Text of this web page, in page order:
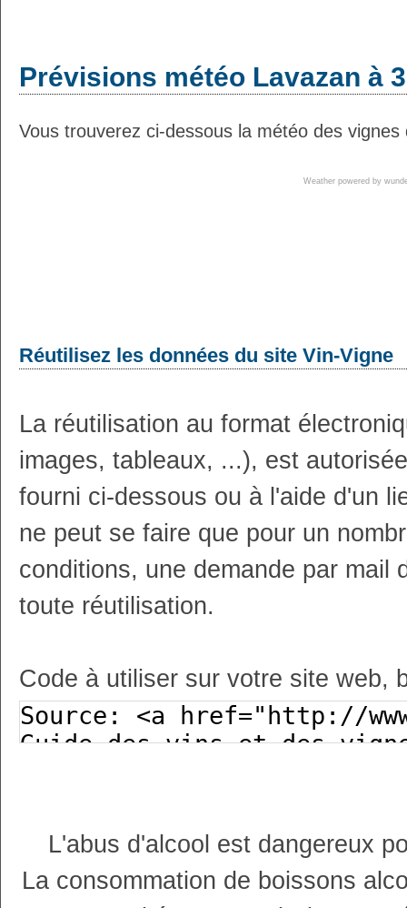
Prévisions météo Lavazan à
Vous trouverez ci-dessous la météo des
Weather powered by
Réutilisez les données du site Vin-Vigne
La réutilisation au format
images, tableaux, ...), est
fourni ci-dessous ou à l'aide d'un
ne peut se faire que pour un
conditions, une demande par mail
toute réutilisation.
Code à utiliser sur votre site web,
L'abus d'alcool est dangereux
La consommation de boissons